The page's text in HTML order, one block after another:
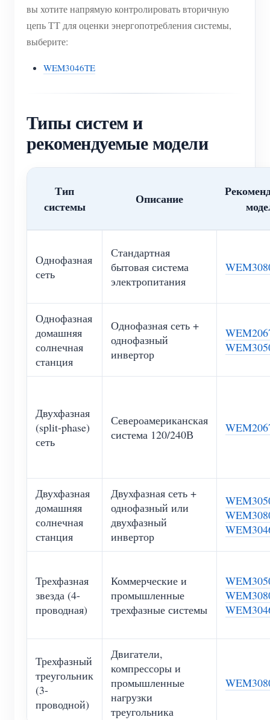
вы хотите напрямую контролировать вторичную
цепь ТТ для оценки энергопотребления системы,
выберите:
WEM3046TE
Типы систем и
рекомендуемые модели
Тип
системы
Описание
Однофазная
сеть
Стандартная
бытовая система
электропитания
Однофазная
домашняя
солнечная
станция
Однофазная сеть +
однофазный
инвертор
Двухфазная
(split-phase)
сеть
Североамериканская
система 120/240В
Двухфазная
домашняя
солнечная
станция
Двухфазная сеть +
однофазный или
двухфазный
инвертор
Трехфазная
звезда (4-
проводная)
Коммерческие и
промышленные
трехфазные системы
Трехфазный
треугольник
(3-
проводной)
Двигатели,
компрессоры и
промышленные
нагрузки
треугольника